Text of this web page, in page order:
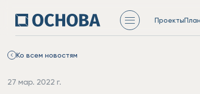
Проекты
Ко всем новостям
27 мар. 2022 г.